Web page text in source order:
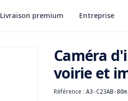
Livraison premium Entreprise
Caméra
voirie et
Référence : A3-C23AB-80m